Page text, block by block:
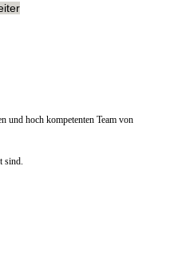
und hoch kompetenten Team von
sind.